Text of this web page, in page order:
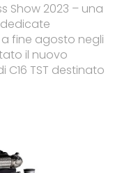
Show 2023 – una
fine agosto negli
il nuovo
TST destinato